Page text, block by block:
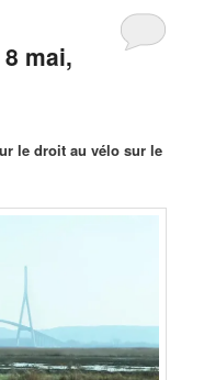
mai,
le droit au vélo sur le